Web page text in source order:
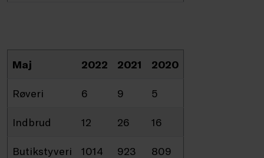
Maj 2022 2021 2020
Røveri 6 9 5
Indbrud 12 26 16
Butikstyveri 1014 923 809